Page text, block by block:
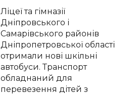
Ліцеї та гімназії
Дніпровського і
Самарівського районів
Дніпропетровської області
отримали нові шкільні
автобуси. Транспорт
обладнаний для
перевезення дітей з